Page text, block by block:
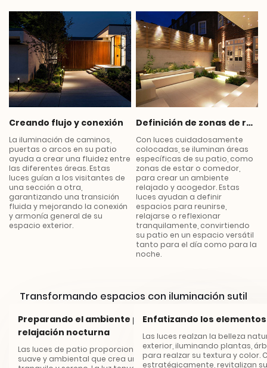
Creando flujo y conexión
La iluminación de caminos,
puertas o arcos en su patio
ayuda a crear una fluidez entre
las diferentes áreas. Estas
luces guían a los visitantes de
una sección a otra,
garantizando una transición
fluida y mejorando la conexión
y armonía general de su
espacio exterior.
Definición de zonas de relajación
Con luces cuidadosamente
colocadas, se iluminan áreas
específicas de su patio, como
zonas de estar o comedor,
para crear un ambiente
relajado y acogedor. Estas
luces ayudan a definir
espacios para reunirse,
relajarse o reflexionar
tranquilamente, convirtiendo
su patio en un espacio versátil
tanto para el día como para la
noche.
Transformando espacios con iluminación sutil
Dando forma al ambiente a través
de la luz
*
Preparando el ambiente para la
relajación nocturna
Las luces de patio proporcionan una iluminación
suave y ambiental que crea un ambiente
Enfatizando los
Las luces realzan la belleza
exterior, iluminando plantas,
para realzar su textura y color.
estratégicamente, revitalizan